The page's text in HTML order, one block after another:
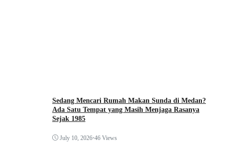
Sedang Mencari Rumah Makan Sunda di Medan?
Ada Satu Tempat yang Masih Menjaga Rasanya
Sejak 1985
July 10, 2026•46 Views